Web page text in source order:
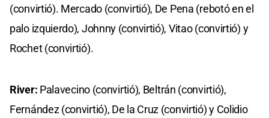
(convirtió). Mercado (convirtió), De Pena (rebotó en el
palo izquierdo), Johnny (convirtió), Vitao (convirtió) y
Rochet (convirtió).
River: Palavecino (convirtió), Beltrán (convirtió),
Fernández (convirtió), De la Cruz (convirtió) y Colidio